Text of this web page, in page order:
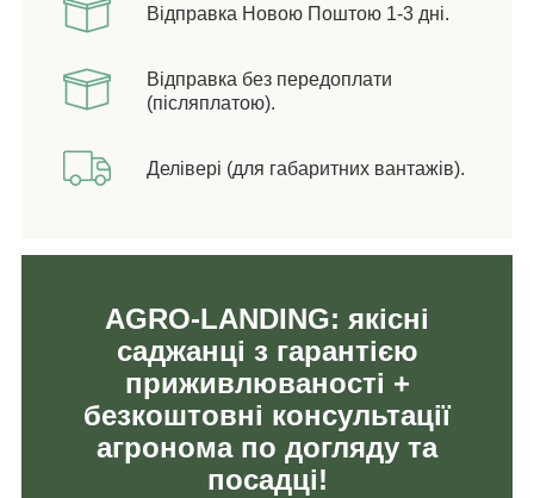
Відправка Новою Поштою 1-3 дні.
Відправка без передоплати
(післяплатою).
Делівері (для габаритних вантажів).
AGRO-LANDING: якісні
саджанці з гарантією
приживлюваності +
безкоштовні консультації
агронома по догляду та
посадці!